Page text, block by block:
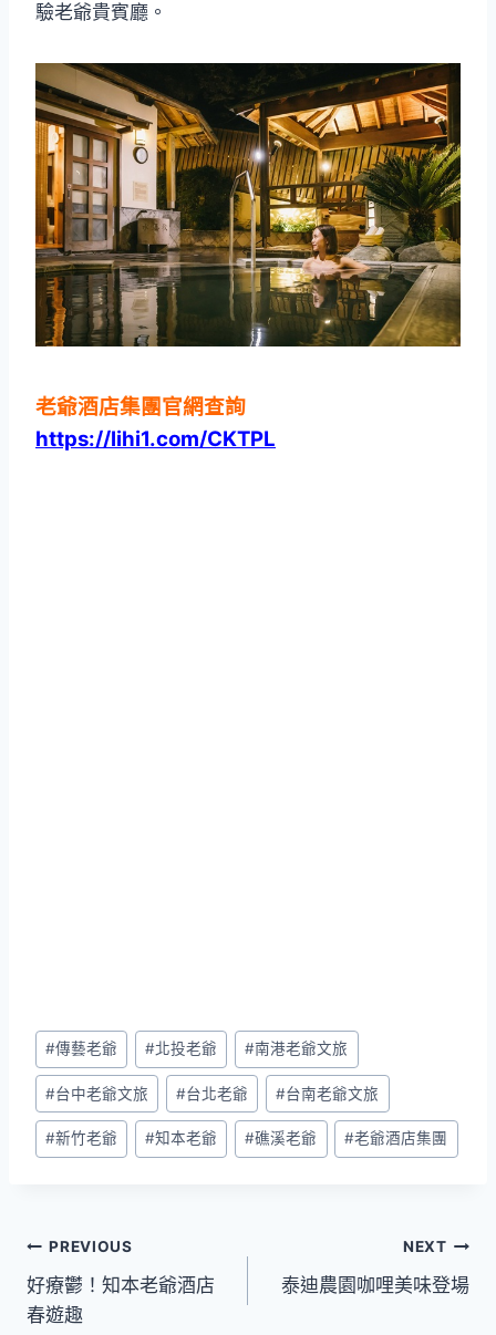
驗老爺貴賓廳。
老爺酒店集團官網查詢
https://lihi1.com/CKTPL
Post
Tags:
#傳藝老爺 #北投老爺 #南港老爺文旅
#台中老爺文旅 #台北老爺 #台南老爺文旅
#新竹老爺 #知本老爺 #礁溪老爺 #老爺酒店集團
文
章
PREVIOUS
好療鬱！知本老爺酒店
春遊趣
NEXT
泰迪農園咖哩美味登場